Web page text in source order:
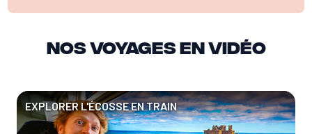
Nos voyages en vidéo
EXPLORER L'ÉCOSSE EN TRAIN